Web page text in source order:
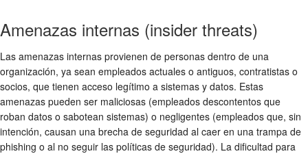
Amenazas internas (insider threats)
Las amenazas internas provienen de personas dentro de una
organización, ya sean empleados actuales o antiguos, contratistas o
socios, que tienen acceso legítimo a sistemas y datos. Estas
amenazas pueden ser maliciosas (empleados descontentos que
roban datos o sabotean sistemas) o negligentes (empleados que, sin
intención, causan una brecha de seguridad al caer en una trampa de
phishing o al no seguir las políticas de seguridad). La dificultad para